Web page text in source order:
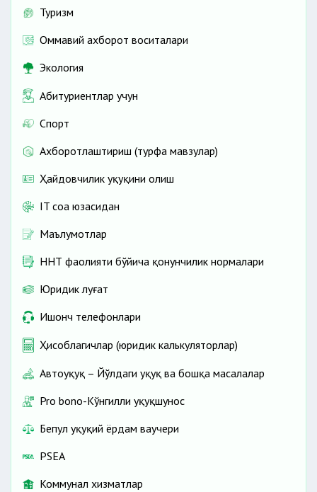
Туризм
Оммавий ахборот воситалари
Экология
Абитуриентлар учун
Спорт
Ахборотлаштириш (турфа мавзулар)
Ҳайдовчилик ҳуқуқини олиш
IT соҳа юзасидан
Маълумотлар
ННТ фаолияти бўйича қонунчилик нормалари
Юридик луғат
Ишонч телефонлари
Ҳисоблагичлар (юридик калькуляторлар)
Автоҳуқуқ – Йўлдаги ҳуқуқ ва бошқа масалалар
Pro bono-Кўнгилли ҳуқуқшунос
Бепул ҳуқуқий ёрдам ваучери
PSEA
Коммунал хизматлар